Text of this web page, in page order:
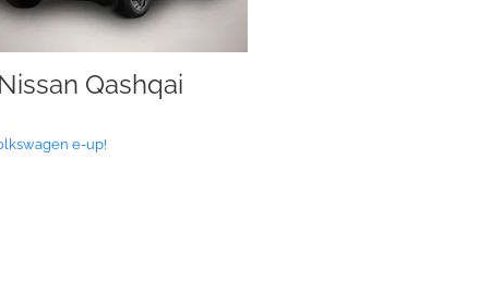
Nissan Qashqai